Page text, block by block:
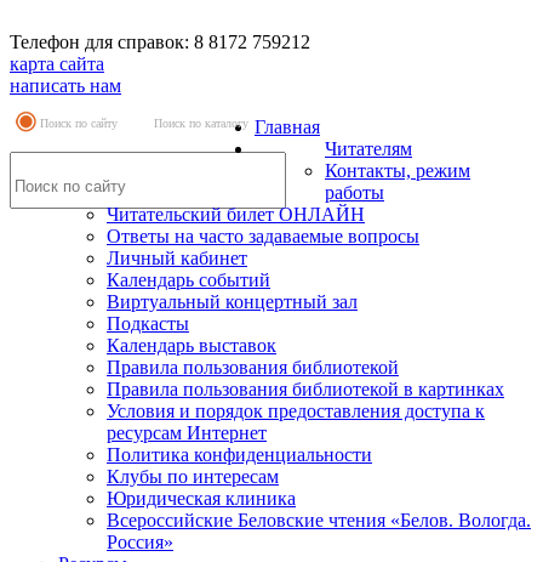
Телефон для справок: 8 8172 759212
карта сайта
написать нам
Поиск по сайту Поиск по каталогу Главная
Читателям
Контакты, режим
работы
Читательский билет ОНЛАЙН
Ответы на часто задаваемые вопросы
Личный кабинет
Календарь событий
Виртуальный концертный зал
Подкасты
Календарь выставок
Правила пользования библиотекой
Правила пользования библиотекой в картинках
Условия и порядок предоставления доступа к
ресурсам Интернет
Политика конфиденциальности
Клубы по интересам
Юридическая клиника
Всероссийские Беловские чтения «Белов. Вологда.
Россия»